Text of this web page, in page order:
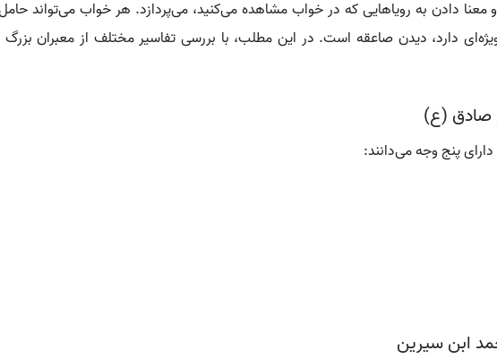
دادن به رویاهایی که در خواب مشاهده می‌کنید، می‌پردازد. هر خواب می‌تواند
دارد، دیدن صاعقه است. در این مطلب، با بررسی تفاسیر مختلف از معبران
صادق (ع)
پنج وجه می‌دانند:
ابن سیرین